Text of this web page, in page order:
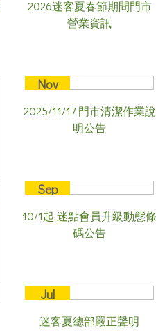
2026
2026迷客夏春節期間門市
營業資訊
Nov
2025
2025/11/17 門市清潔作業說
明公告
Sep
2024
10/1起 迷點會員升級動態條
碼公告
Jul
2024
迷客夏總部嚴正聲明